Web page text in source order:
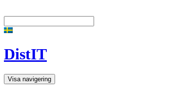
DistIT
Visa navigering